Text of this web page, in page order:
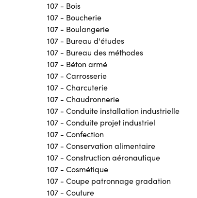
107 - Bois
107 - Boucherie
107 - Boulangerie
107 - Bureau d'études
107 - Bureau des méthodes
107 - Béton armé
107 - Carrosserie
107 - Charcuterie
107 - Chaudronnerie
107 - Conduite installation industrielle
107 - Conduite projet industriel
107 - Confection
107 - Conservation alimentaire
107 - Construction aéronautique
107 - Cosmétique
107 - Coupe patronnage gradation
107 - Couture